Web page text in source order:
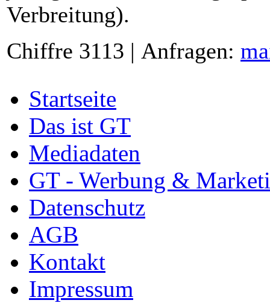
Verbreitung).
Chiffre 3113 | Anfragen:
Startseite
Das ist GT
Mediadaten
GT - Werbung &
Datenschutz
AGB
Kontakt
Impressum